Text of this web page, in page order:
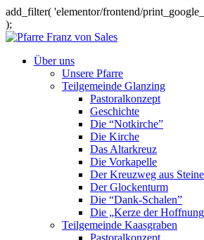
add_filter( 'elementor/frontend/
);
Über uns
Unsere Pfarre
Teilgemeinde Glanzing
Pastoralkonzept
Geschichte
Die “Notkirche”
Die Kirche
Das Altarkreuz
Die Vorkapelle
Der Kreuzweg aus
Der Glockenturm
Die “Dank-Schalen”
Die „Kerze der
Teilgemeinde Kaasgraben
Pastoralkonzept